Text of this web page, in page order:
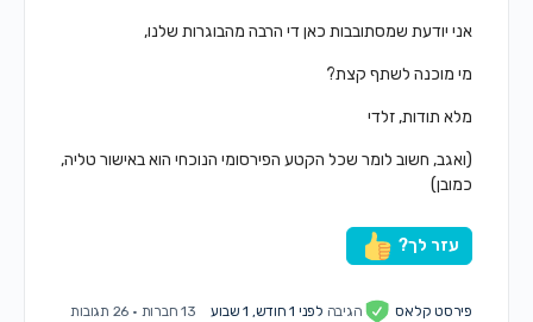
אני יודעת שמסתובבות כאן די הרבה מהבוגרות שלנו,
מי מוכנה לשתף קצת?
מלא תודות, זלדי
(ואגב, חשוב לומר שכל הקטע הפירסומי הנוכחי הוא באישור טליה,
כמובן)
עזר לך?
פירסט קלאס הגיבהלפני 1 חודש, 1 שבוע 13 חברות · 26 תגובות